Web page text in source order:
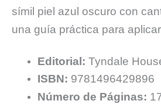
símil piel azul oscuro con
una guía práctica para
Editorial: Tyndale
ISBN: 9781496429896
Número de Páginas: